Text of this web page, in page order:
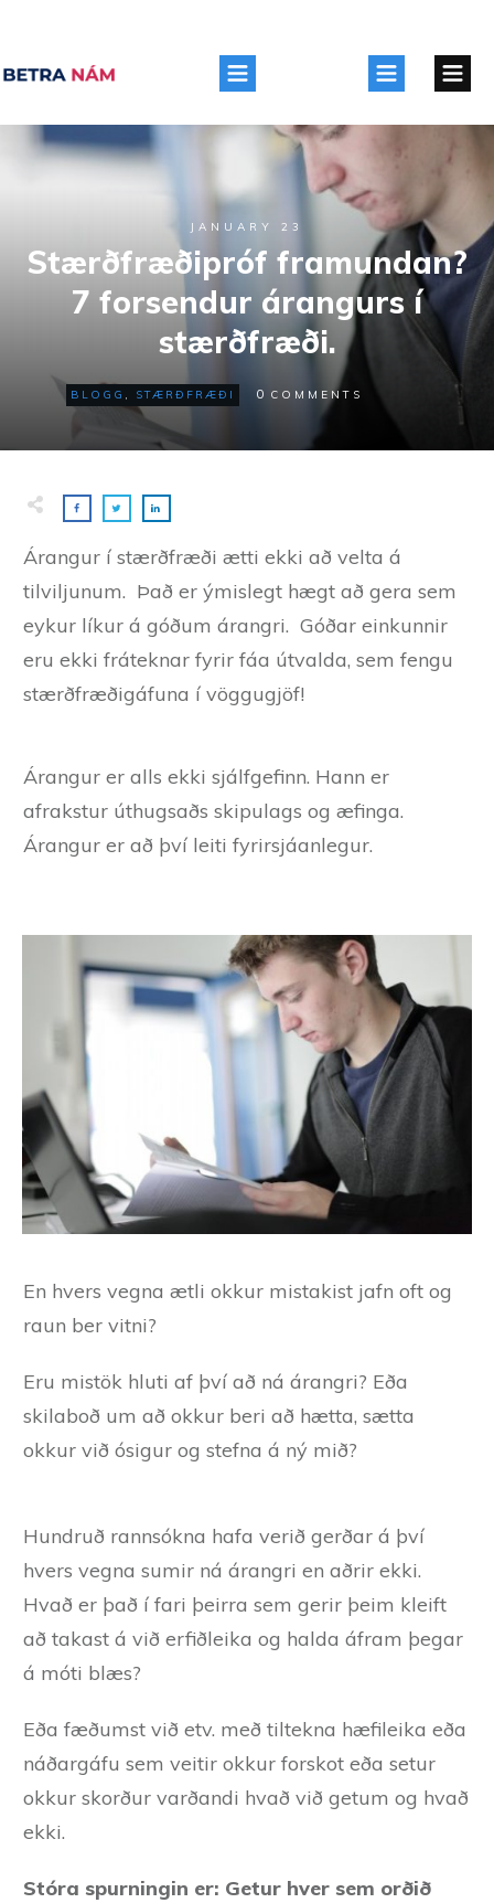
JANUARY 23
Stærðfræðipróf framundan?
7 forsendur árangurs í
stærðfræði.
BLOGG , STÆRÐFRÆÐI 0 COMMENTS
Árangur í stærðfræði ætti ekki að velta á
tilviljunum. Það er ýmislegt hægt að gera sem
eykur líkur á góðum árangri. Góðar einkunnir
eru ekki fráteknar fyrir fáa útvalda, sem fengu
stærðfræðigáfuna í vöggugjöf!
Árangur er alls ekki sjálfgefinn. Hann er
afrakstur úthugsaðs skipulags og æfinga.
Árangur er að því leiti fyrirsjáanlegur.
En hvers vegna ætli okkur mistakist jafn oft og
raun ber vitni?
Eru mistök hluti af því að ná árangri? Eða
skilaboð um að okkur beri að hætta, sætta
okkur við ósigur og stefna á ný mið?
Hundruð rannsókna hafa verið gerðar á því
hvers vegna sumir ná árangri en aðrir ekki.
Hvað er það í fari þeirra sem gerir þeim kleift
að takast á við erfiðleika og halda áfram þegar
á móti blæs?
Eða fæðumst við etv. með tiltekna hæfileika eða
náðargáfu sem veitir okkur forskot eða setur
okkur skorður varðandi hvað við getum og hvað
ekki.
Stóra spurningin er: Getur hver sem orðið